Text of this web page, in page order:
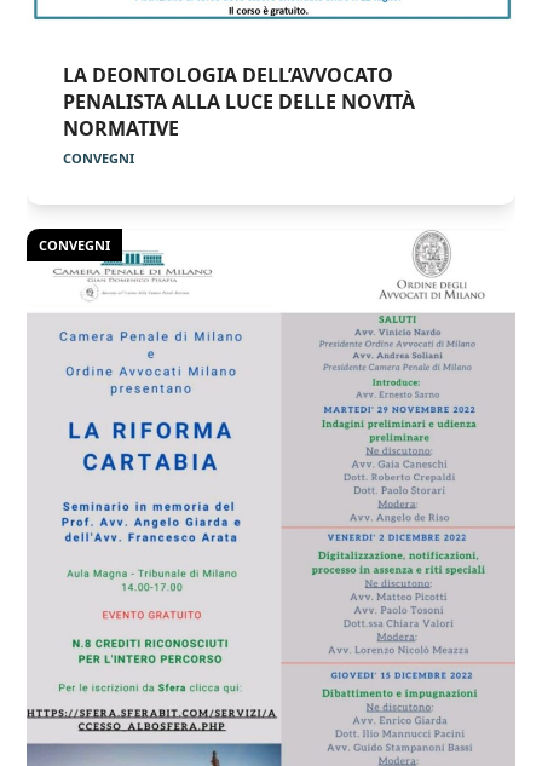
LA DEONTOLOGIA DELL’AVVOCATO
PENALISTA ALLA LUCE DELLE NOVITÀ
NORMATIVE
CONVEGNI
CONVEGNI